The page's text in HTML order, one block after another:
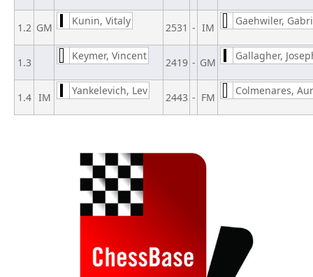
1.2 GM
Kunin, Vitaly
2531 - IM
Gaehwiler,
1.3
Keymer, Vincent
2419 - GM
Gallagher,
1.4 IM
Yankelevich, Lev
2443 - FM
Colmenares,